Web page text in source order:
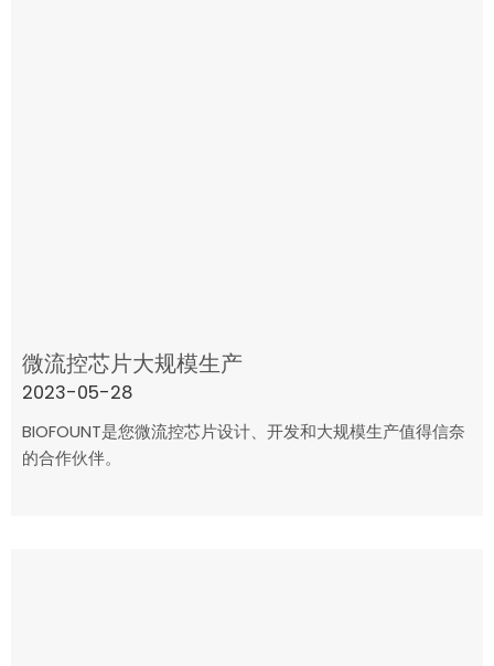
微流控芯片大规模生产
2023-05-28
BIOFOUNT是您微流控芯片设计、开发和大规模生产值得信奈
的合作伙伴。